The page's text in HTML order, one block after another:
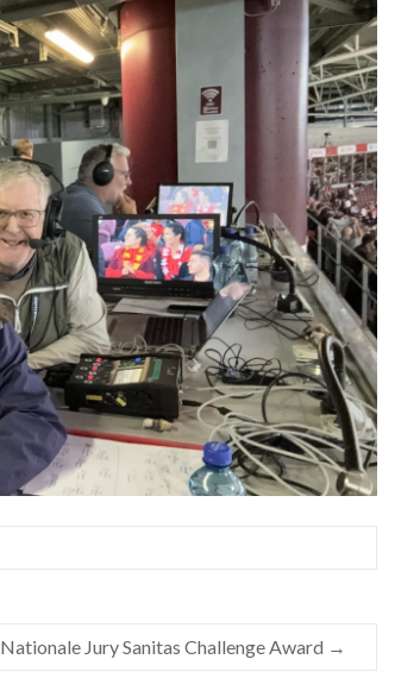
Nationale Jury Sanitas Challenge Award →